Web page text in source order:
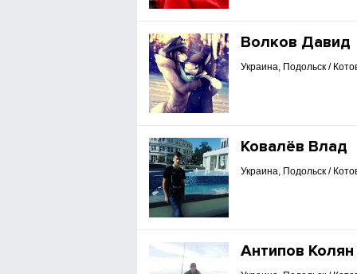
Волков Давид
Украина, Подольск /
Ковалёв Влад
Украина, Подольск /
Антипов Колян